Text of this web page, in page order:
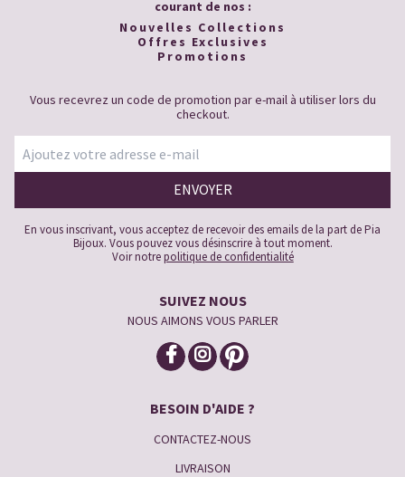
courant de nos :
Nouvelles Collections
Offres Exclusives
Promotions
Vous recevrez un code de promotion par e-mail à utiliser lors du
checkout.
En vous inscrivant, vous acceptez de recevoir des emails de la part de Pia
Bijoux. Vous pouvez vous désinscrire à tout moment.
Voir notrepolitique de confidentialité
SUIVEZ NOUS
NOUS AIMONS VOUS PARLER
BESOIN D'AIDE ?
CONTACTEZ-NOUS
LIVRAISON